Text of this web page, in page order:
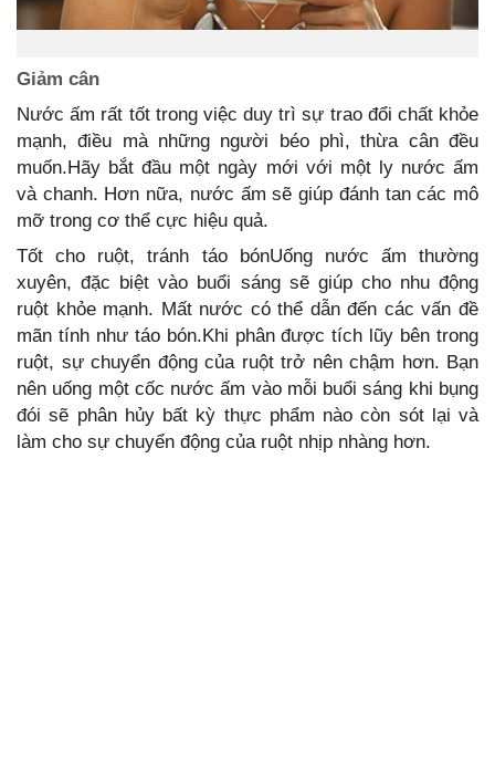
Giảm cân
Nước ấm rất tốt trong việc duy trì sự trao đổi chất khỏe
mạnh, điều mà những người béo phì, thừa cân đều
muốn.Hãy bắt đầu một ngày mới với một ly nước ấm
và chanh. Hơn nữa, nước ấm sẽ giúp đánh tan các mô
mỡ trong cơ thể cực hiệu quả.
Tốt cho ruột, tránh táo bónUống nước ấm thường
xuyên, đặc biệt vào buổi sáng sẽ giúp cho nhu động
ruột khỏe mạnh. Mất nước có thể dẫn đến các vấn đề
mãn tính như táo bón.Khi phân được tích lũy bên trong
ruột, sự chuyển động của ruột trở nên chậm hơn. Bạn
nên uống một cốc nước ấm vào mỗi buổi sáng khi bụng
đói sẽ phân hủy bất kỳ thực phẩm nào còn sót lại và
làm cho sự chuyển động của ruột nhịp nhàng hơn.